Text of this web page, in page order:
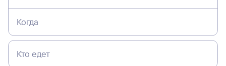
Когда
Кто едет